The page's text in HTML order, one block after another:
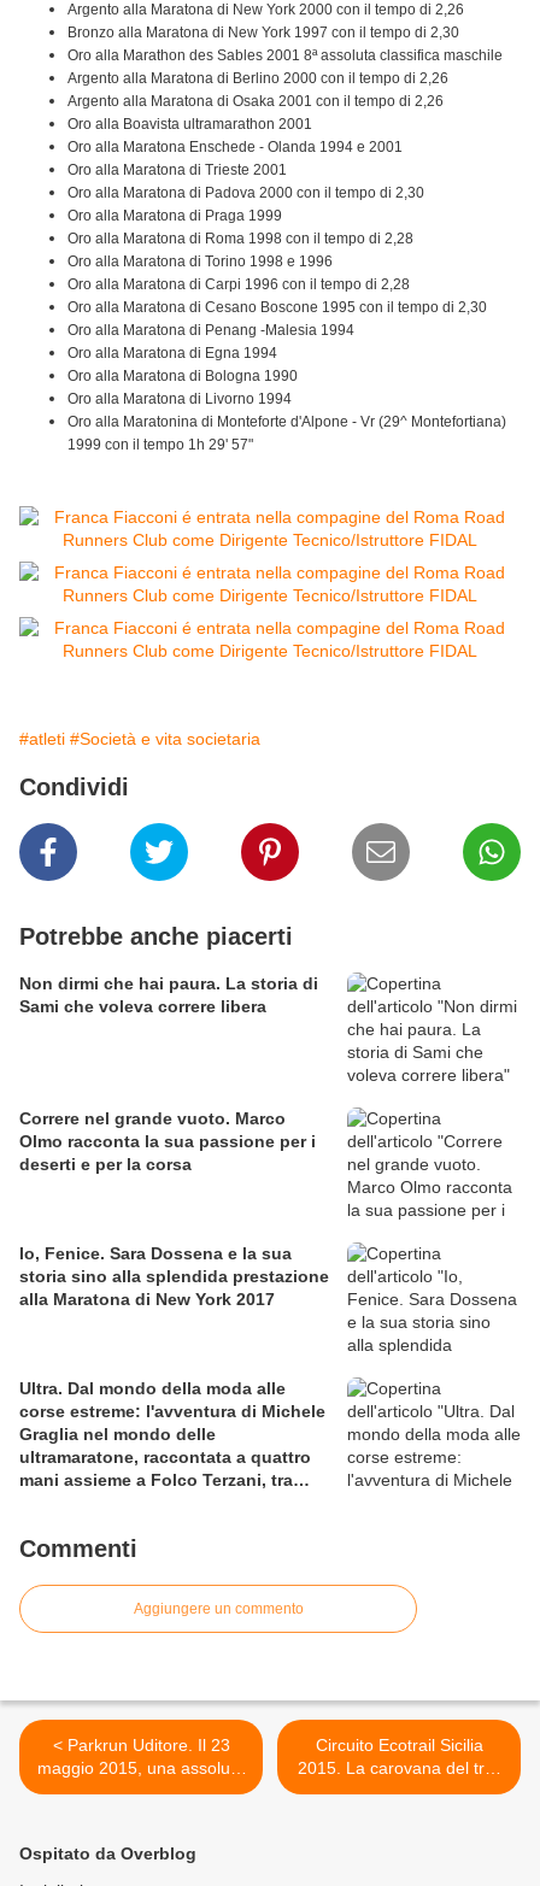
Argento alla Maratona di New York 2000 con il tempo di 2,26
Bronzo alla Maratona di New York 1997 con il tempo di 2,30
Oro alla Marathon des Sables 2001 8ª assoluta classifica maschile
Argento alla Maratona di Berlino 2000 con il tempo di 2,26
Argento alla Maratona di Osaka 2001 con il tempo di 2,26
Oro alla Boavista ultramarathon 2001
Oro alla Maratona Enschede - Olanda 1994 e 2001
Oro alla Maratona di Trieste 2001
Oro alla Maratona di Padova 2000 con il tempo di 2,30
Oro alla Maratona di Praga 1999
Oro alla Maratona di Roma 1998 con il tempo di 2,28
Oro alla Maratona di Torino 1998 e 1996
Oro alla Maratona di Carpi 1996 con il tempo di 2,28
Oro alla Maratona di Cesano Boscone 1995 con il tempo di 2,30
Oro alla Maratona di Penang -Malesia 1994
Oro alla Maratona di Egna 1994
Oro alla Maratona di Bologna 1990
Oro alla Maratona di Livorno 1994
Oro alla Maratonina di Monteforte d'Alpone - Vr (29^ Montefortiana)
1999 con il tempo 1h 29' 57"
#atleti #Società e vita societaria
Condividi
Potrebbe anche piacerti
Non dirmi che hai paura. La storia di
Sami che voleva correre libera
Correre nel grande vuoto. Marco
Olmo racconta la sua passione per i
deserti e per la corsa
Io, Fenice. Sara Dossena e la sua
storia sino alla splendida prestazione
alla Maratona di New York 2017
Ultra. Dal mondo della moda alle
corse estreme: l'avventura di Michele
Graglia nel mondo delle
ultramaratone, raccontata a quattro
mani assieme a Folco Terzani, tra
Commenti
Aggiungere un commento
< Parkrun Uditore. Il 23
maggio 2015, una assoluta
"prémière": a Palermo, ma
Circuito Ecotrail Sicilia
2015. La carovana del trail
siciliano targato Sportaction
Ospitato da Overblog